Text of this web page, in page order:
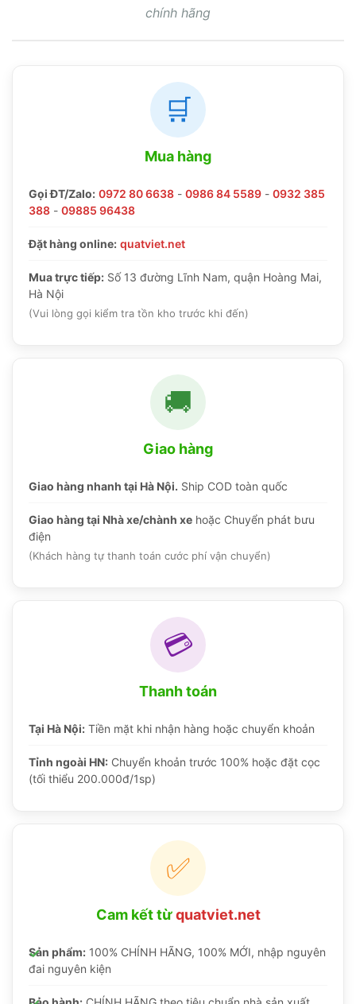
chính hãng
🛒
Mua hàng
Gọi ĐT/Zalo: 0972 80 6638 - 0986 84 5589 - 0932 385
388 - 09885 96438
Đặt hàng online: quatviet.net
Mua trực tiếp: Số 13 đường Lĩnh Nam, quận Hoàng Mai,
Hà Nội
(Vui lòng gọi kiểm tra tồn kho trước khi đến)
🚚
Giao hàng
Giao hàng nhanh tại Hà Nội. Ship COD toàn quốc
Giao hàng tại Nhà xe/chành xe hoặc Chuyển phát bưu
điện
(Khách hàng tự thanh toán cước phí vận chuyển)
💳
Thanh toán
Tại Hà Nội: Tiền mặt khi nhận hàng hoặc chuyển khoản
Tỉnh ngoài HN: Chuyển khoản trước 100% hoặc đặt cọc
(tối thiểu 200.000đ/1sp)
✅
Cam kết từquatviet.net
Sản phẩm: 100% CHÍNH HÃNG, 100% MỚI, nhập nguyên
đai nguyên kiện